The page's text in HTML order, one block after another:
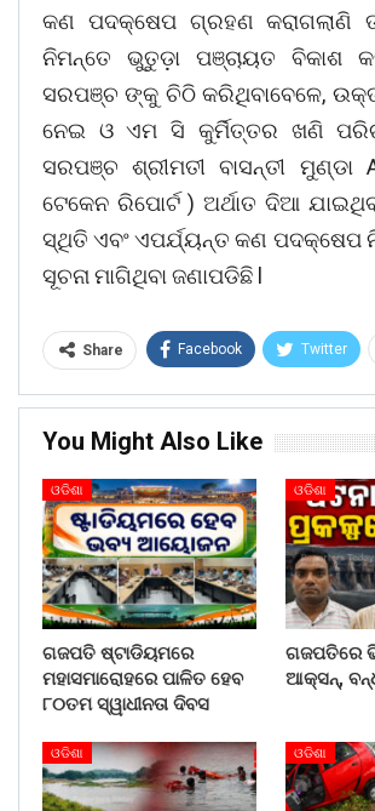
କଣ ପଦକ୍ଷେପ ଗ୍ରହଣ କରାଗଲାଣି
ନିମନ୍ତେ ଭୁତୁଡ଼ା ପଞ୍ଚାୟତ ବିକାଶ
ସରପଞ୍ଚ ଙ୍କୁ ଚିଠି କରିଥିବାବେଳେ,
ନେଇ ଓ ଏମ ସି କୁର୍ମିତ୍ତର ଖଣି
ସରପଞ୍ଚ ଶ୍ରୀମତୀ ବାସନ୍ତୀ ମୁଣ୍ଡା
ଟେକେନ ରିପୋର୍ଟ ) ଅର୍ଥାତ ଦିଆ
ସ୍ଥିତି ଏବଂ ଏପର୍ଯ୍ୟନ୍ତ କଣ ପଦକ୍ଷେପ
ସୂଚନା ମାଗିଥିବା ଜଣାପଡିଛି l
Share Facebook Twitter
You Might Also Like
ଓଡିଶା
ଗଜପତି ଷ୍ଟାଡିୟମରେ
ମହାସମାରୋହରେ ପାଳିତ ହେବ
୮୦ତମ ସ୍ୱାଧୀନତା ଦିବସ
ଓଡିଶା
ଗଜପତିରେ
ଆକ୍ସନ୍,
ଓଡିଶା ଓଡିଶା